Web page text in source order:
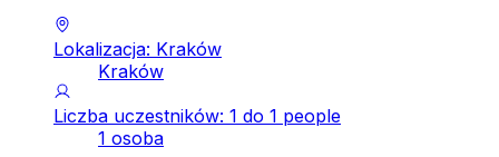
Lokalizacja: Kraków
Kraków
Liczba uczestników: 1 do 1 people
1 osoba